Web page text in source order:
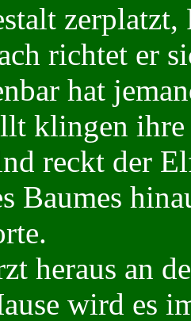
richtet er
hat
klingen
reckt der
Baumes
heraus an
wird es